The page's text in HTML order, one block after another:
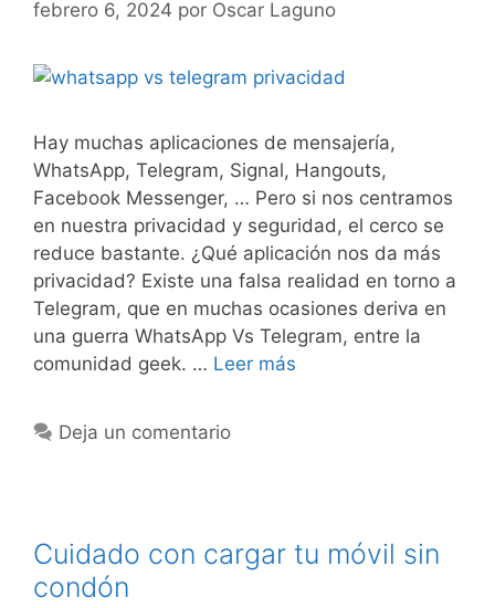
febrero 6, 2024 por Oscar Laguno
Hay muchas aplicaciones de mensajería,
WhatsApp, Telegram, Signal, Hangouts,
Facebook Messenger, … Pero si nos centramos
en nuestra privacidad y seguridad, el cerco se
reduce bastante. ¿Qué aplicación nos da más
privacidad? Existe una falsa realidad en torno a
Telegram, que en muchas ocasiones deriva en
una guerra WhatsApp Vs Telegram, entre la
comunidad geek. … Leer más
Deja un comentario
Cuidado con cargar tu móvil sin
condón